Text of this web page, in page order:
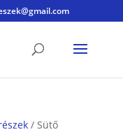
/ Sütő